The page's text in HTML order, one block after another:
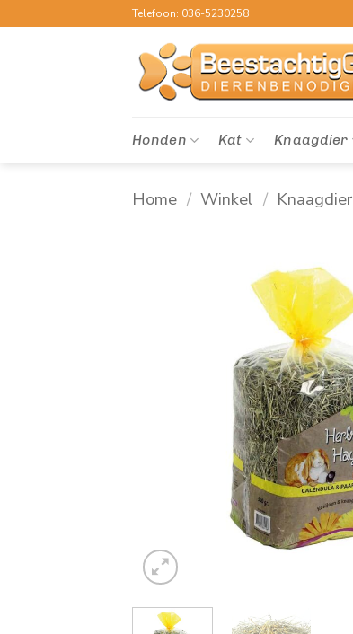
naar
Telefoon: 036-5230258
Honden Kat Knaagdier
Home / Winkel / Knaagdier